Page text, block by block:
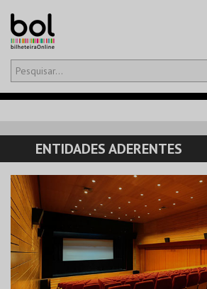
Olá,iniciar sessão
CARRINHO
EVENTOS
CARTÕES
PRODUTOS
ENTIDADES ADERENTES